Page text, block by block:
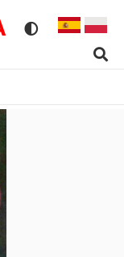
Rozmiar
DużaWersja